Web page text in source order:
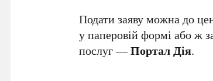
Подати заяву можна до
у паперовій формі або ж
послуг —Портал Дія.